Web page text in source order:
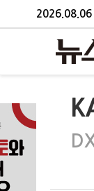
2026.08.06